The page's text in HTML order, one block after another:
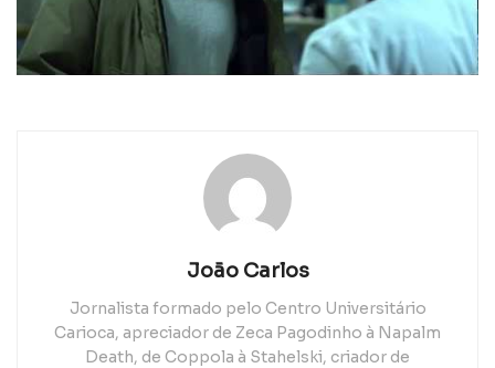
João Carlos
Jornalista formado pelo Centro Universitário
Carioca, apreciador de Zeca Pagodinho à Napalm
Death, de Coppola à Stahelski, criador de